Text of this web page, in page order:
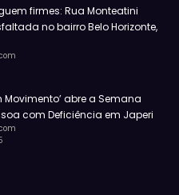
firmes: Rua Monteatini
no bairro Belo Horizonte,
Movimento’ abre a Semana
com Deficiência em Japeri